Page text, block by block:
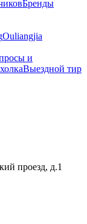
Бренды
Ouliangjia
и
Выездной тир
проезд, д.1